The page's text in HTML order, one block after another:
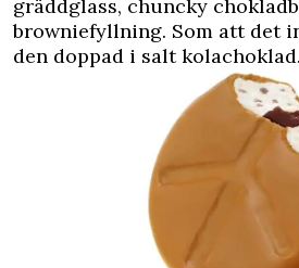
gräddglass, chuncky
browniefyllning. Som att det
den doppad i salt kolachoklad.